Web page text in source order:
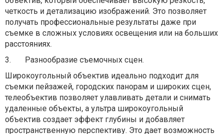
четкость и детализацию изображений. Это позволяет
получать профессиональные результаты даже при
съемке в сложных условиях освещения или на больших
расстояниях.
3.
Разнообразие съемочных сцен.
Широкоугольный объектив идеально подходит для
съемки пейзажей, городских панорам и широких сцен,
телеобъектив позволяет улавливать детали и снимать
удаленные объекты, а ультра широкоугольный
объектив создает эффект глубины и добавляет
пространственную перспективу. Это дает возможность